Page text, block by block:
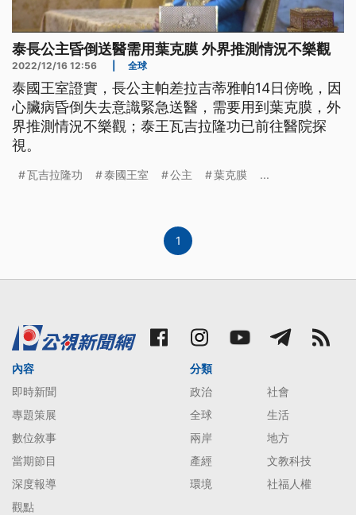
泰長公主昏倒送醫需用葉克膜 外界推測情況不樂觀
2022/12/16 12:56 全球
泰國王室證實，長公主帕差拉吉蒂雅帕14日傍晚，因
心臟病昏倒失去意識緊急送醫，需要用到葉克膜，外
界推測情況不樂觀；泰王瓦吉拉隆功已前往醫院探
視。
瓦吉拉隆功 泰國王室 公主 葉克膜 ...
1
內容
即時新聞
專題策展
數位敘事
當期節目
深度報導
觀點
分類
政治
社會
全球
生活
兩岸
地方
產經
文教科技
環境
社福人權